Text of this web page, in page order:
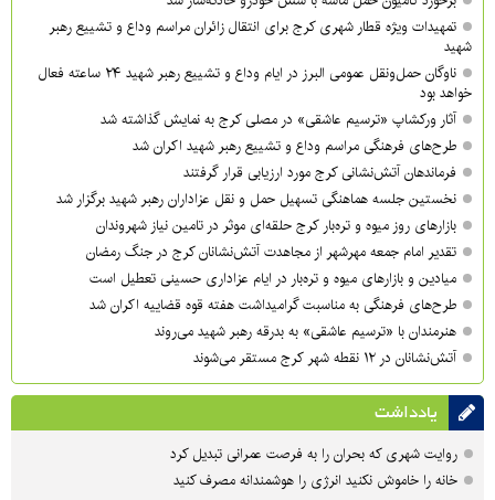
تمهیدات ویژه قطار شهری کرج برای انتقال زائران مراسم وداع و تشییع رهبر
شهید
ناوگان حمل‌ونقل عمومی البرز در ایام وداع و تشییع رهبر شهید ۲۴ ساعته فعال
خواهد بود
آثار ورکشاپ «ترسیم عاشقی» در مصلی کرج به نمایش گذاشته شد
طرح‌های فرهنگی مراسم وداع و تشییع رهبر شهید اکران شد
فرماندهان آتش‌نشانی کرج مورد ارزیابی قرار گرفتند
نخستین جلسه هماهنگی تسهیل حمل و نقل عزاداران رهبر شهید برگزار شد
بازارهای روز میوه و تره‌بار کرج حلقه‌ای موثر در تامین نیاز شهروندان
تقدیر امام جمعه مهرشهر از مجاهدت آتش‌نشانان کرج در جنگ رمضان
میادین و بازارهای میوه و تره‌بار در ایام عزاداری حسینی تعطیل است
طرح‌های فرهنگی به مناسبت گرامیداشت هفته قوه قضاییه اکران شد
هنرمندان با «ترسیم عاشقی» به بدرقه رهبر شهید می‌روند
آتش‌نشانان در ۱۲ نقطه شهر کرج مستقر می‌شوند
یادداشت
روایت شهری که بحران را به فرصت عمرانی تبدیل کرد
خانه را خاموش نکنید انرژی را هوشمندانه مصرف کنید